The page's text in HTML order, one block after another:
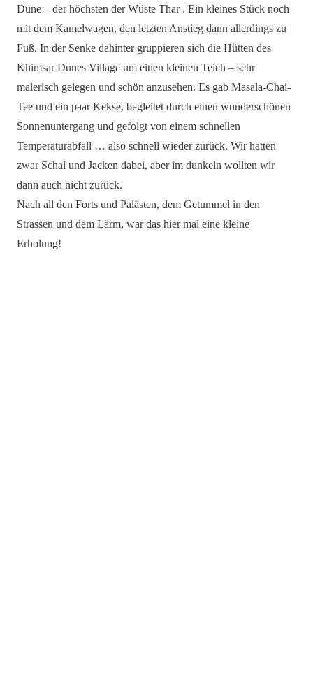
Düne – der höchsten der Wüste Thar . Ein kleines Stück noch
mit dem Kamelwagen, den letzten Anstieg dann allerdings zu
Fuß. In der Senke dahinter gruppieren sich die Hütten des
Khimsar Dunes Village um einen kleinen Teich – sehr
malerisch gelegen und schön anzusehen. Es gab Masala-Chai-
Tee und ein paar Kekse, begleitet durch einen wunderschönen
Sonnenuntergang und gefolgt von einem schnellen
Temperaturabfall … also schnell wieder zurück. Wir hatten
zwar Schal und Jacken dabei, aber im dunkeln wollten wir
dann auch nicht zurück.
Nach all den Forts und Palästen, dem Getummel in den
Strassen und dem Lärm, war das hier mal eine kleine
Erholung!